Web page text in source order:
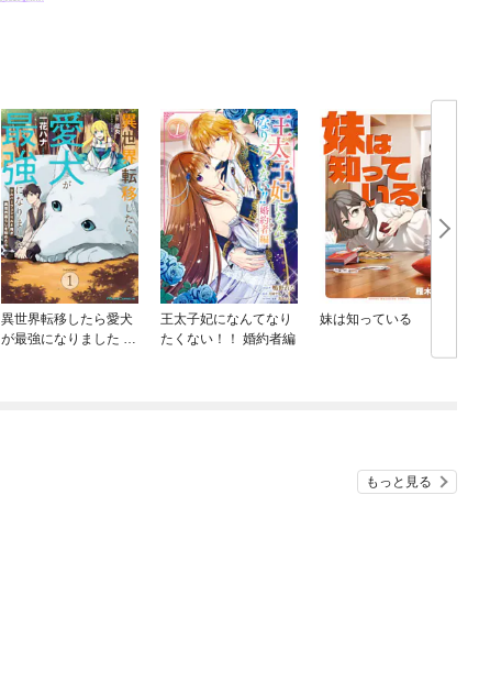
異世界転移したら愛犬
が最強になりました ～
王太子妃になんてなり
たくない！！ 婚約者編
妹は知っている
もっと見る